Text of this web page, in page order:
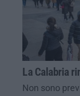
La Calabria
Non sono